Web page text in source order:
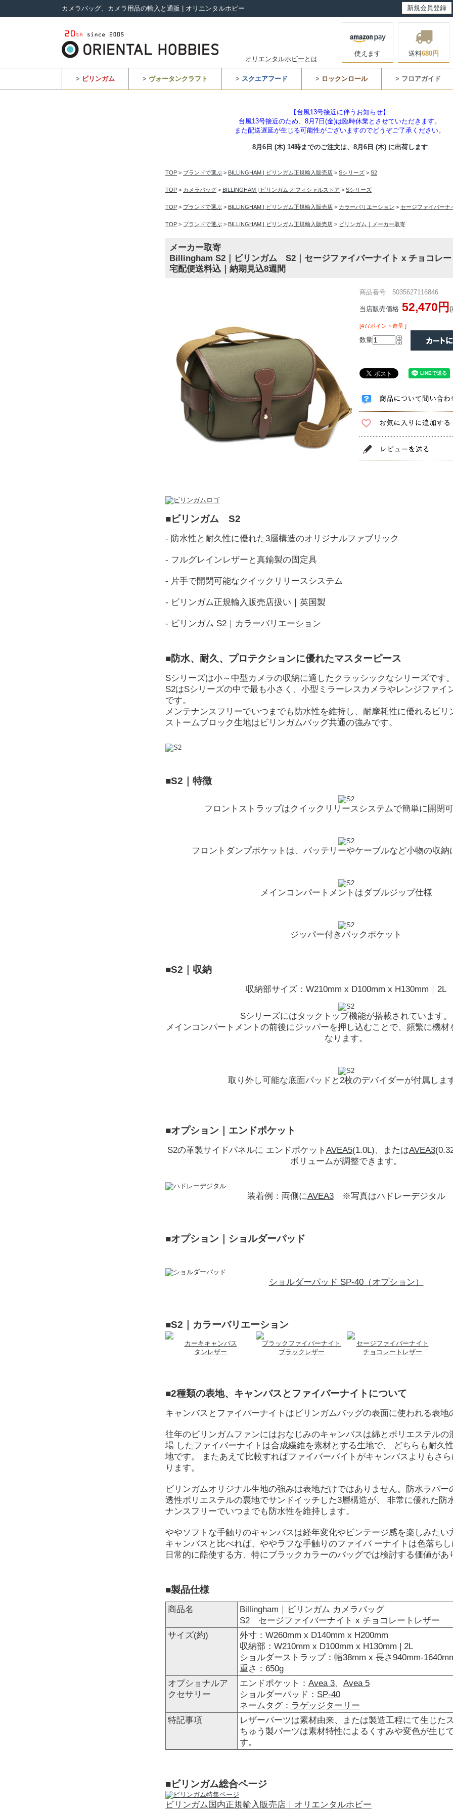
カメラバッグ、カメラ用品の輸入と通販 | オリエンタルホビー 新規会員登録
オリエンタルホビーとは
使えます 送料680円
> ビリンガム > ヴォータンクラフト > スクエアフード > ロックンロール > フロアガイド
【台風13号接近に伴うお知らせ】
台風13号接近のため、8月7日(金)は臨時休業とさせていただきます。
また配送遅延が生じる可能性がございますのでどうぞご了承ください。
8月6日 (木) 14時までのご注文は、 8月6日 (木) に出荷します
TOP > ブランドで選ぶ > BILLINGHAM | ビリンガム正規輸入販売店 > Sシリーズ > S2
TOP > カメラバッグ > BILLINGHAM | ビリンガム オフィシャルストア > Sシリーズ
TOP > ブランドで選ぶ > BILLINGHAM | ビリンガム正規輸入販売店 > カラーバリエーション > セージファイバーナ
TOP > ブランドで選ぶ > BILLINGHAM | ビリンガム正規輸入販売店 > ビリンガム｜メーカー取寄
メーカー取寄
Billingham S2｜ビリンガム S2｜セージファイバーナイト x チョコレー
宅配便送料込｜納期見込8週間
商品番号 5035627116846
当店販売価格 52,470円(
[477ポイント進呈 ]
数量
■ビリンガム S2
- 防水性と耐久性に優れた3層構造のオリジナルファブリック
- フルグレインレザーと真鍮製の固定具
- 片手で開閉可能なクイックリリースシステム
- ビリンガム正規輸入販売店扱い｜英国製
- ビリンガム S2｜ カラーバリエーション
■防水、耐久、プロテクションに優れたマスターピース
Sシリーズは小～中型カメラの収納に適したクラッシックなシリーズです。
S2はSシリーズの中で最も小さく、小型ミラーレスカメラやレンジファイ
です。
メンテナンスフリーでいつまでも防水性を維持し、耐摩耗性に優れるビリ
ストームブロック生地はビリンガムバッグ共通の強みです。
■S2｜特徴
フロントストラップはクイックリリースシステムで簡単に開閉可
フロントダンプポケットは、バッテリーやケーブルなど小物の収納
メインコンパートメントはダブルジップ仕様
ジッパー付きバックポケット
■S2｜収納
収納部サイズ：W210mm x D100mm x H130mm｜2L
Sシリーズにはタックトップ機能が搭載されています。
メインコンパートメントの前後にジッパーを押し込むことで、頻繁に機材
なります。
取り外し可能な底面パッドと2枚のデバイダーが付属します
■オプション｜エンドポケット
S2の革製サイドパネルに エンドポケット AVEA5(1.0L)、またはAVEA3
ボリュームが調整できます。
装着例：両側にAVEA3※写真はハドレーデジタル
■オプション｜ショルダーパッド
ショルダーパッド SP-40（オプション）
■S2｜カラーバリエーション
カーキキャンバス
タンレザー
ブラックファイバーナイト
ブラックレザー
セージファイバーナイト
チョコレートレザー
■2種類の表地、キャンバスとファイバーナイトについて
キャンバスとファイバーナイトはビリンガムバッグの表面に使われる表地
往年のビリンガムファンにはおなじみのキャンバスは綿とポリエステルの
場 したファイバーナイトは合成繊維を素材とする生地で、 どちらも耐久
地です。 またあえて比較すればファイバーバイトがキャンバスよりもさ
ります。
ビリンガムオリジナル生地の強みは表地だけではありません。防水ラバー
透性ポリエステルの裏地でサンドイッチした3層構造が、 非常に優れた防
ナンスフリーでいつまでも防水性を維持します。
ややソフトな手触りのキャンバスは経年変化やビンテージ感を楽しみたい
キャンバスと比べれば、ややラフな手触りのファイバ ーナイトは色落ち
日常的に酷使する方、特にブラックカラーのバッグでは検討する価値があ
■製品仕様
商品名
Billingham｜ビリンガム カメラバッグ
S2 セージファイバーナイト x チョコレートレザー
サイズ(約)
外寸：W260mm x D140mm x H200mm
収納部：W210mm x D100mm x H130mm | 2L
ショルダーストラップ：幅38mm x 長さ940mm-
重さ：650g
オプショナルア
クセサリー
エンドポケット： Avea 3、 Avea 5
ショルダーパッド： SP-40
ネームタグ： ラゲッジターリー
特記事項
レザーパーツは素材由来、または製造工程にて生じた
ちゅう製パーツは素材特性によるくすみや変色が生じ
す。
■ビリンガム総合ページ
ビリンガム国内正規輸入販売店｜オリエンタルホビー